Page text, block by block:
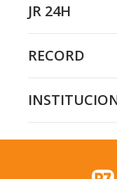
JR 24H
RECORD